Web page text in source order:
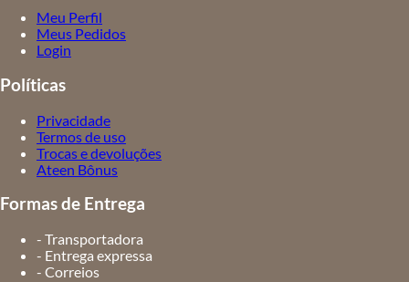
Meu Perfil
Meus Pedidos
Login
Políticas
Privacidade
Termos de uso
Trocas e devoluções
Ateen Bônus
Formas de Entrega
- Transportadora
- Entrega expressa
- Correios